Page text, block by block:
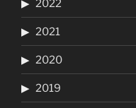
2022
2021
2020
2019